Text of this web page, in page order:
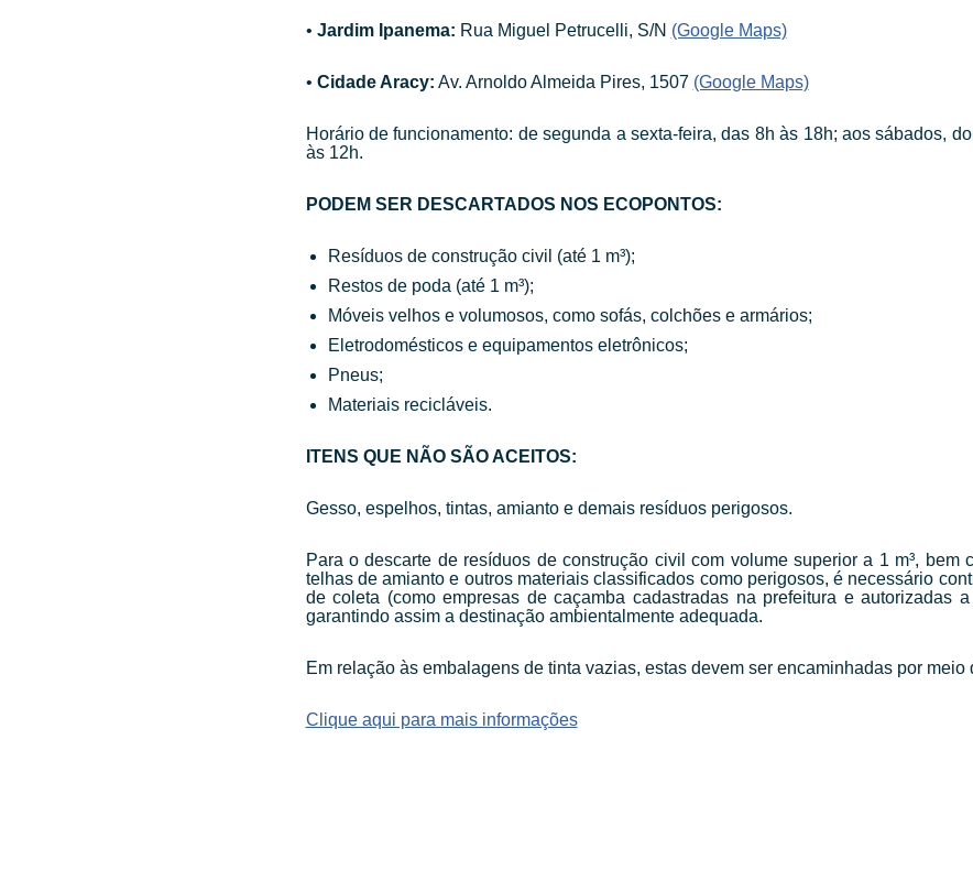
•⁠ Jardim Ipanema: Rua Miguel Petrucelli, S/N (Google Maps)
•⁠ Cidade Aracy: Av. Arnoldo Almeida Pires, 1507 (Google Maps)
Horário de funcionamento: de segunda a sexta-feira, das 8h às 18h; aos sábados,
às 12h.
PODEM SER DESCARTADOS NOS ECOPONTOS:
Resíduos de construção civil (até 1 m³);
Restos de poda (até 1 m³);
Móveis velhos e volumosos, como sofás, colchões e armários;
Eletrodomésticos e equipamentos eletrônicos;
Pneus;
Materiais recicláveis.
ITENS QUE NÃO SÃO ACEITOS:
Gesso, espelhos, tintas, amianto e demais resíduos perigosos.
Para o descarte de resíduos de construção civil com volume superior a 1 m³, bem
telhas de amianto e outros materiais classificados como perigosos, é necessário
de coleta (como empresas de caçamba cadastradas na prefeitura e autorizadas
garantindo assim a destinação ambientalmente adequada.
Em relação às embalagens de tinta vazias, estas devem ser encaminhadas por meio
Clique aqui para mais informações